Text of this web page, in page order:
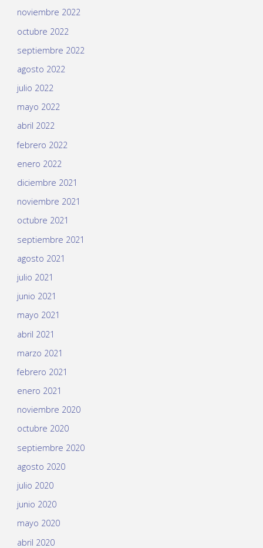
noviembre 2022
octubre 2022
septiembre 2022
agosto 2022
julio 2022
mayo 2022
abril 2022
febrero 2022
enero 2022
diciembre 2021
noviembre 2021
octubre 2021
septiembre 2021
agosto 2021
julio 2021
junio 2021
mayo 2021
abril 2021
marzo 2021
febrero 2021
enero 2021
noviembre 2020
octubre 2020
septiembre 2020
agosto 2020
julio 2020
junio 2020
mayo 2020
abril 2020